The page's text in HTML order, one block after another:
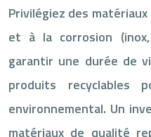
Privilégiez des
et à la corrosion
garantir une durée de
produits recyclables
environnemental. Un
matériaux de qualité